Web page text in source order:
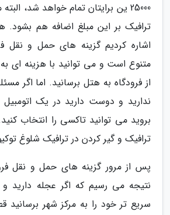
25000 ین برایتان تمام خواهد شد،
ترافیک بر این مبلغ اضافه هم بشود.
اشاره کردیم گزینه های حمل و نقل
متنوع است و می توانید با هزینه ای
از فرودگاه به هتل برسانید. اما اگر
ندارید و دوست دارید در یک
بروید می توانید تاکسی را انتخاب
ترافیک و گیر کردن در ترافیک شلوغ
پس از مرور گزینه های حمل و نقل
نتیجه می رسیم که اگر عجله دارید
سریع تر خود را به مرکز شهر برسانید